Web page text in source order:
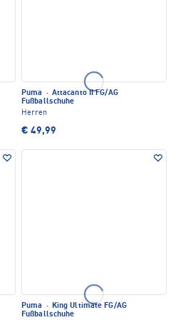
Puma · Attacanto II FG/AG
Fußballschuhe
Herren
€ 49,99
Puma · King Ultimate FG/AG
Fußballschuhe